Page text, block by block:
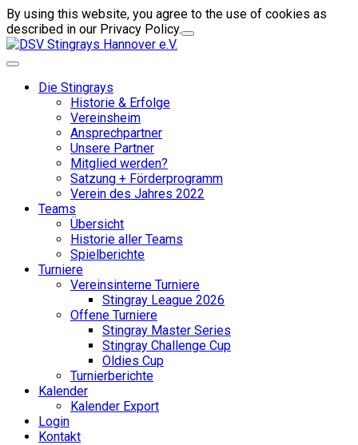
By using this website, you agree to the use of cookies as
described in our Privacy Policy.
Die Stingrays
Historie & Erfolge
Vereinsheim
Ansprechpartner
Unsere Partner
Mitglied werden?
Satzung + Förderprogramm
Verein des Jahres 2022
Teams
Übersicht
Historie aller Teams
Spielberichte
Turniere
Vereinsinterne Turniere
Stingray League 2026
Offene Turniere
Stingray Master Series
Stingray Challenge Cup
Oldies Cup
Turnierberichte
Kalender
Kalender Export
Login
Kontakt